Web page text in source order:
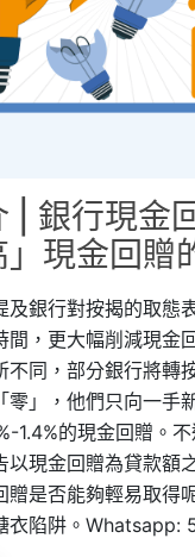
| 銀行現金
現金回贈
及銀行對按揭的取態
間，更大幅削減現金
不同，部分銀行將轉
零」，他們只向一手
1.4%的現金回贈。
以現金回贈為貸款額
贈是否能夠輕易取得
衣陷阱。Whatsapp: